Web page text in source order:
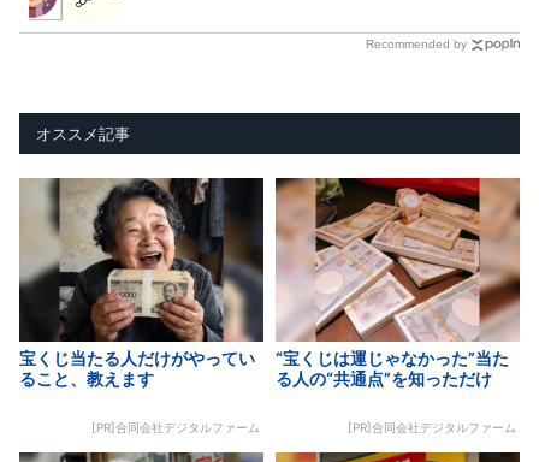
Recommended by
オススメ記事
宝くじ当たる人だけがやってい
ること、教えます
[PR]合同会社デジタルファーム
“宝くじは運じゃなかった”当た
る人の“共通点”を知っただけ
[PR]合同会社デジタルファーム